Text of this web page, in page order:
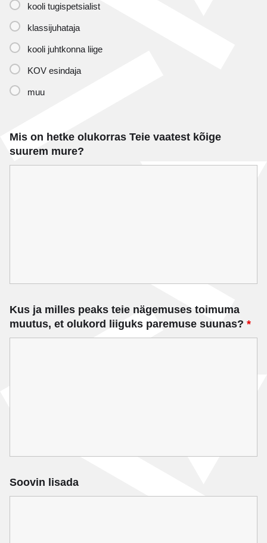
kooli tugispetsialist
klassijuhataja
kooli juhtkonna liige
KOV esindaja
muu
Mis on hetke olukorras Teie vaatest kõige
suurem mure?
Kus ja milles peaks teie nägemuses toimuma
muutus, et olukord liiguks paremuse suunas?*
Soovin lisada